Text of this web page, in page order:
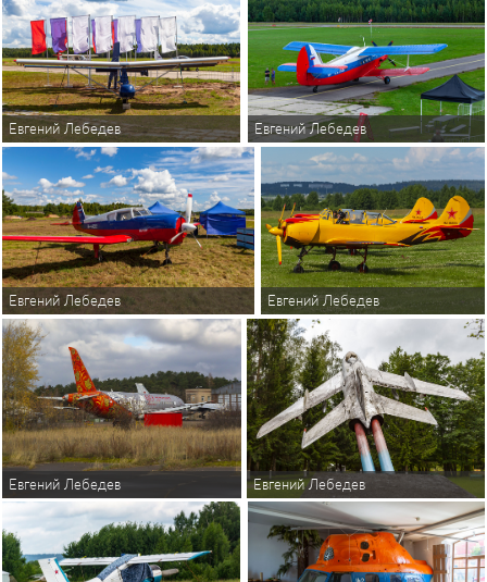
Евгений Лебедев Евгений Лебедев
Евгений Лебедев Евгений Лебедев
Евгений Лебедев Евгений Лебедев